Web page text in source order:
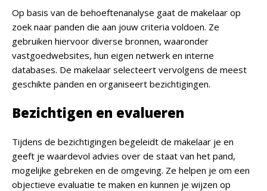
Op basis van de behoeftenanalyse gaat de makelaar op
zoek naar panden die aan jouw criteria voldoen. Ze
gebruiken hiervoor diverse bronnen, waaronder
vastgoedwebsites, hun eigen netwerk en interne
databases. De makelaar selecteert vervolgens de meest
geschikte panden en organiseert bezichtigingen.
Bezichtigen en evalueren
Tijdens de bezichtigingen begeleidt de makelaar je en
geeft je waardevol advies over de staat van het pand,
mogelijke gebreken en de omgeving. Ze helpen je om een
objectieve evaluatie te maken en kunnen je wijzen op